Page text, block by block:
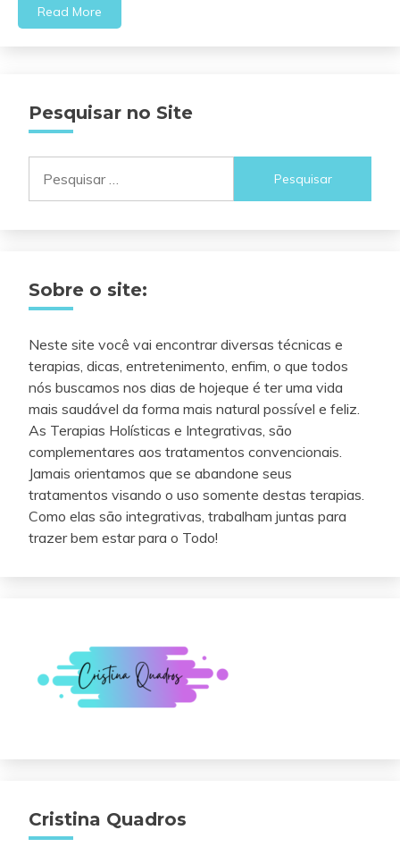
Read More
Pesquisar no Site
por:
Sobre o site:
Neste site você vai encontrar diversas técnicas e
terapias, dicas, entretenimento, enfim, o que todos
nós buscamos nos dias de hojeque é ter uma vida
mais saudável da forma mais natural possível e feliz.
As Terapias Holísticas e Integrativas, são
complementares aos tratamentos convencionais.
Jamais orientamos que se abandone seus
tratamentos visando o uso somente destas terapias.
Como elas são integrativas, trabalham juntas para
trazer bem estar para o Todo!
Cristina Quadros